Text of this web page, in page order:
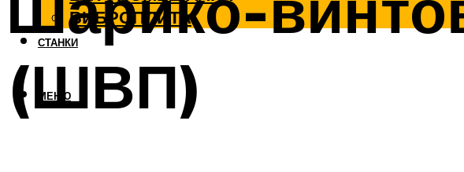
ВИБРОПЛИТА
СТАНКИ
МЕНЮ
(ШВП)